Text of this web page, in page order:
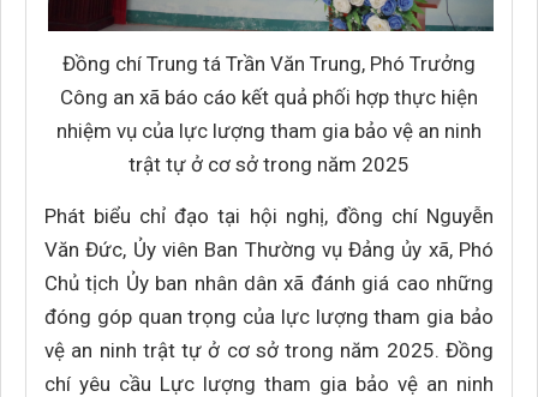
Đồng chí Trung tá Trần Văn Trung, Phó Trưởng
Công an xã báo cáo kết quả phối hợp thực hiện
nhiệm vụ của lực lượng tham gia bảo vệ an ninh
trật tự ở cơ sở trong năm 2025
Phát biểu chỉ đạo tại hội nghị, đồng chí Nguyễn
Văn Đức, Ủy viên Ban Thường vụ Đảng ủy xã, Phó
Chủ tịch Ủy ban nhân dân xã đánh giá cao những
đóng góp quan trọng của lực lượng tham gia bảo
vệ an ninh trật tự ở cơ sở trong năm 2025. Đồng
chí yêu cầu Lực lượng tham gia bảo vệ an ninh